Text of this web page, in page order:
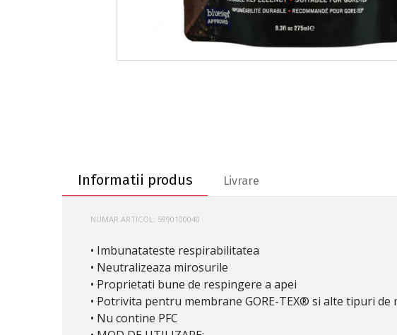
Informatii produs
Livrare
NUMAR ARTICOL: 5990100040
• Imbunatateste respirabilitatea
• Neutralizeaza mirosurile
• Proprietati bune de respingere a apei
• Potrivita pentru membrane GORE-TEX® si alte tipuri
• Nu contine PFC